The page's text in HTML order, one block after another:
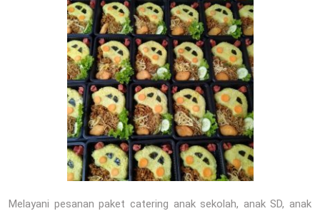
Melayani pesanan paket catering anak sekolah, anak SD, anak